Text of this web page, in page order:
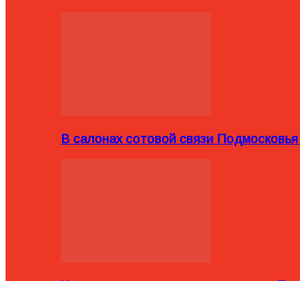
В салонах сотовой связи